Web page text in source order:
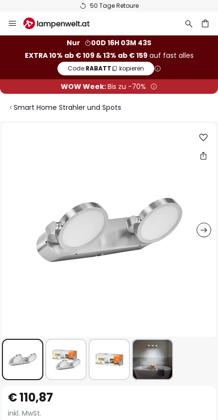
50 Tage Retoure
Inhalt
Nur
00D 16H 03M 43S
EXTRA 10% ab € 109 & 13% ab € 159auf fast alles
Code:RABATT kopieren
WOW Week:Bis zu -70%
Smart Home Strahler und Spots
Anfang
der
€ 110,87
inkl. MwSt.